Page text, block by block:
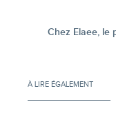
Chez Elaee, le
À LIRE ÉGALEMENT